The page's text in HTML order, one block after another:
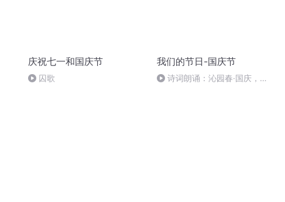
庆祝七一和国庆节
囚歌
我们的节日-国庆节
诗词朗诵：沁园春·国庆，朗